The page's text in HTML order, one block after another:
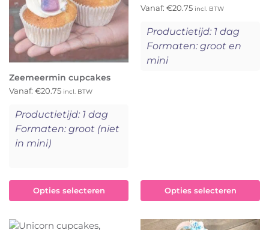
Zeemeermin cupcakes
Vanaf: €20.75 incl. BTW
Productietijd: 1 dag
Formaten: groot (niet
in mini)
Opties selecteren
Vanaf: €20.75 incl. BTW
Productietijd: 1 dag
Formaten: groot en
mini
Opties selecteren